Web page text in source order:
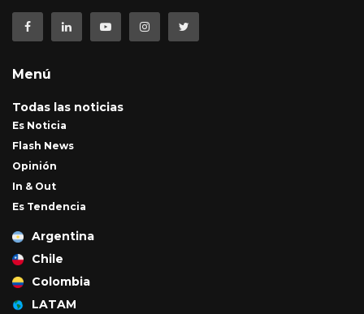
Menú
Todas las noticias
Es Noticia
Flash News
Opinión
In & Out
Es Tendencia
Argentina
Chile
Colombia
LATAM